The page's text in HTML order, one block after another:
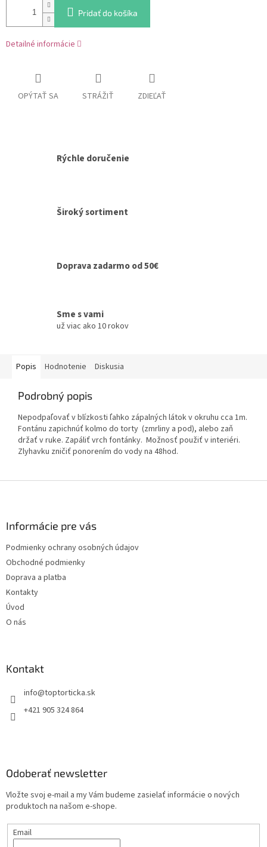
Pridať do košíka
Detailné informácie
OPÝTAŤ SA STRÁŽIŤ ZDIEĽAŤ
Rýchle doručenie
Široký sortiment
Doprava zadarmo od 50€
Sme s vami
už viac ako 10 rokov
Popis Hodnotenie Diskusia
Podrobný popis
Nepodpaľovať v blízkosti ľahko zápalných látok v okruhu cca 1m.
Fontánu zapichnúť kolmo do torty (zmrliny a pod), alebo zaň
držať v ruke. Zapáliť vrch fontánky. Možnosť použiť v interiéri.
Zlyhavku zničiť ponorením do vody na 48hod.
Informácie pre vás
Podmienky ochrany osobných údajov
Obchodné podmienky
Doprava a platba
Kontakty
Úvod
O nás
Kontakt
+421 905 324 864
Odoberať newsletter
Vložte svoj e-mail a my Vám budeme zasielať informácie o nových
produktoch na našom e-shope.
Email